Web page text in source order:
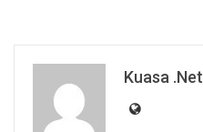
Kuasa .net